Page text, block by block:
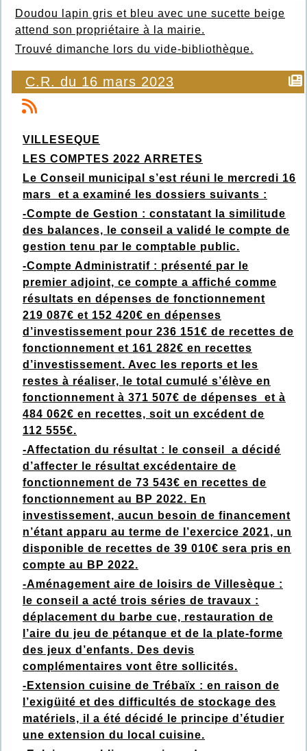
Doudou lapin gris et bleu avec une sucette beige
attend son propriétaire à la mairie.
Trouvé dimanche lors du vide-bibliothèque.
C.R. du 16 mars 2023
VILLESEQUE
LES COMPTES 2022 ARRETES
Le Conseil municipal s’est réuni le mercredi 16
mars et a examiné les dossiers suivants :
-Compte de Gestion : constatant la similitude
des balances, le conseil a validé le compte de
gestion tenu par le comptable public.
-Compte Administratif : présenté par le
premier adjoint, ce compte a affiché comme
résultats en dépenses de fonctionnement
219 087€ et 152 420€ en dépenses
d’investissement pour 236 151€ de recettes de
fonctionnement et 161 282€ en recettes
d’investissement. Avec les reports et les
restes à réaliser, le total cumulé s’élève en
fonctionnement à 371 507€ de dépenses et à
484 062€ en recettes, soit un excédent de
112 555€.
-Affectation du résultat : le conseil a décidé
d’affecter le résultat excédentaire de
fonctionnement de 73 543€ en recettes de
fonctionnement au BP 2022. En
investissement, aucun besoin de financement
n’étant apparu au terme de l’exercice 2021, un
disponible de recettes de 39 010€ sera pris en
compte au BP 2022.
-Aménagement aire de loisirs de Villesèque :
le conseil a acté trois séries de travaux :
déplacement du barbe cue, restauration de
l’aire du jeu de pétanque et de la plate-forme
des jeux d’enfants. Des devis
complémentaires vont être sollicités.
-Extension cuisine de Trébaïx : en raison de
l’exigüité et des difficultés de stockage des
matériels, il a été décidé le principe d’étudier
une extension du local cuisine.